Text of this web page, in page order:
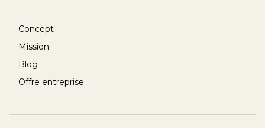
Concept
Mission
Blog
Offre entreprise